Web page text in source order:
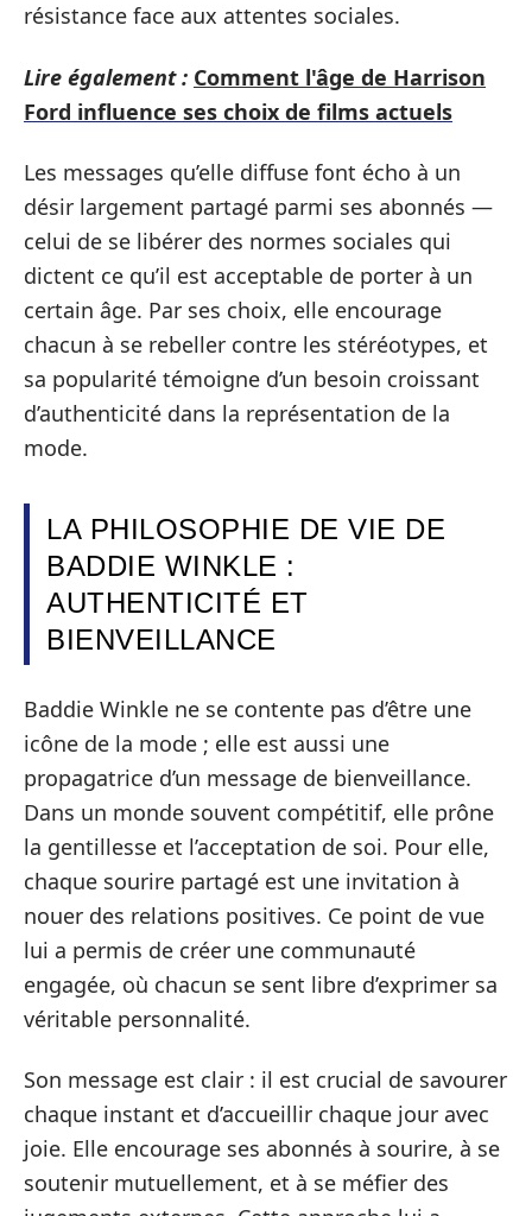
résistance face aux attentes sociales.
Lire également : Comment l'âge de Harrison
Ford influence ses choix de films actuels
Les messages qu’elle diffuse font écho à un
désir largement partagé parmi ses abonnés —
celui de se libérer des normes sociales qui
dictent ce qu’il est acceptable de porter à un
certain âge. Par ses choix, elle encourage
chacun à se rebeller contre les stéréotypes, et
sa popularité témoigne d’un besoin croissant
d’authenticité dans la représentation de la
mode.
LA PHILOSOPHIE DE VIE DE
BADDIE WINKLE :
AUTHENTICITÉ ET
BIENVEILLANCE
Baddie Winkle ne se contente pas d’être une
icône de la mode ; elle est aussi une
propagatrice d’un message de bienveillance.
Dans un monde souvent compétitif, elle prône
la gentillesse et l’acceptation de soi. Pour elle,
chaque sourire partagé est une invitation à
nouer des relations positives. Ce point de vue
lui a permis de créer une communauté
engagée, où chacun se sent libre d’exprimer sa
véritable personnalité.
Son message est clair : il est crucial de savourer
chaque instant et d’accueillir chaque jour avec
joie. Elle encourage ses abonnés à sourire, à se
soutenir mutuellement, et à se méfier des